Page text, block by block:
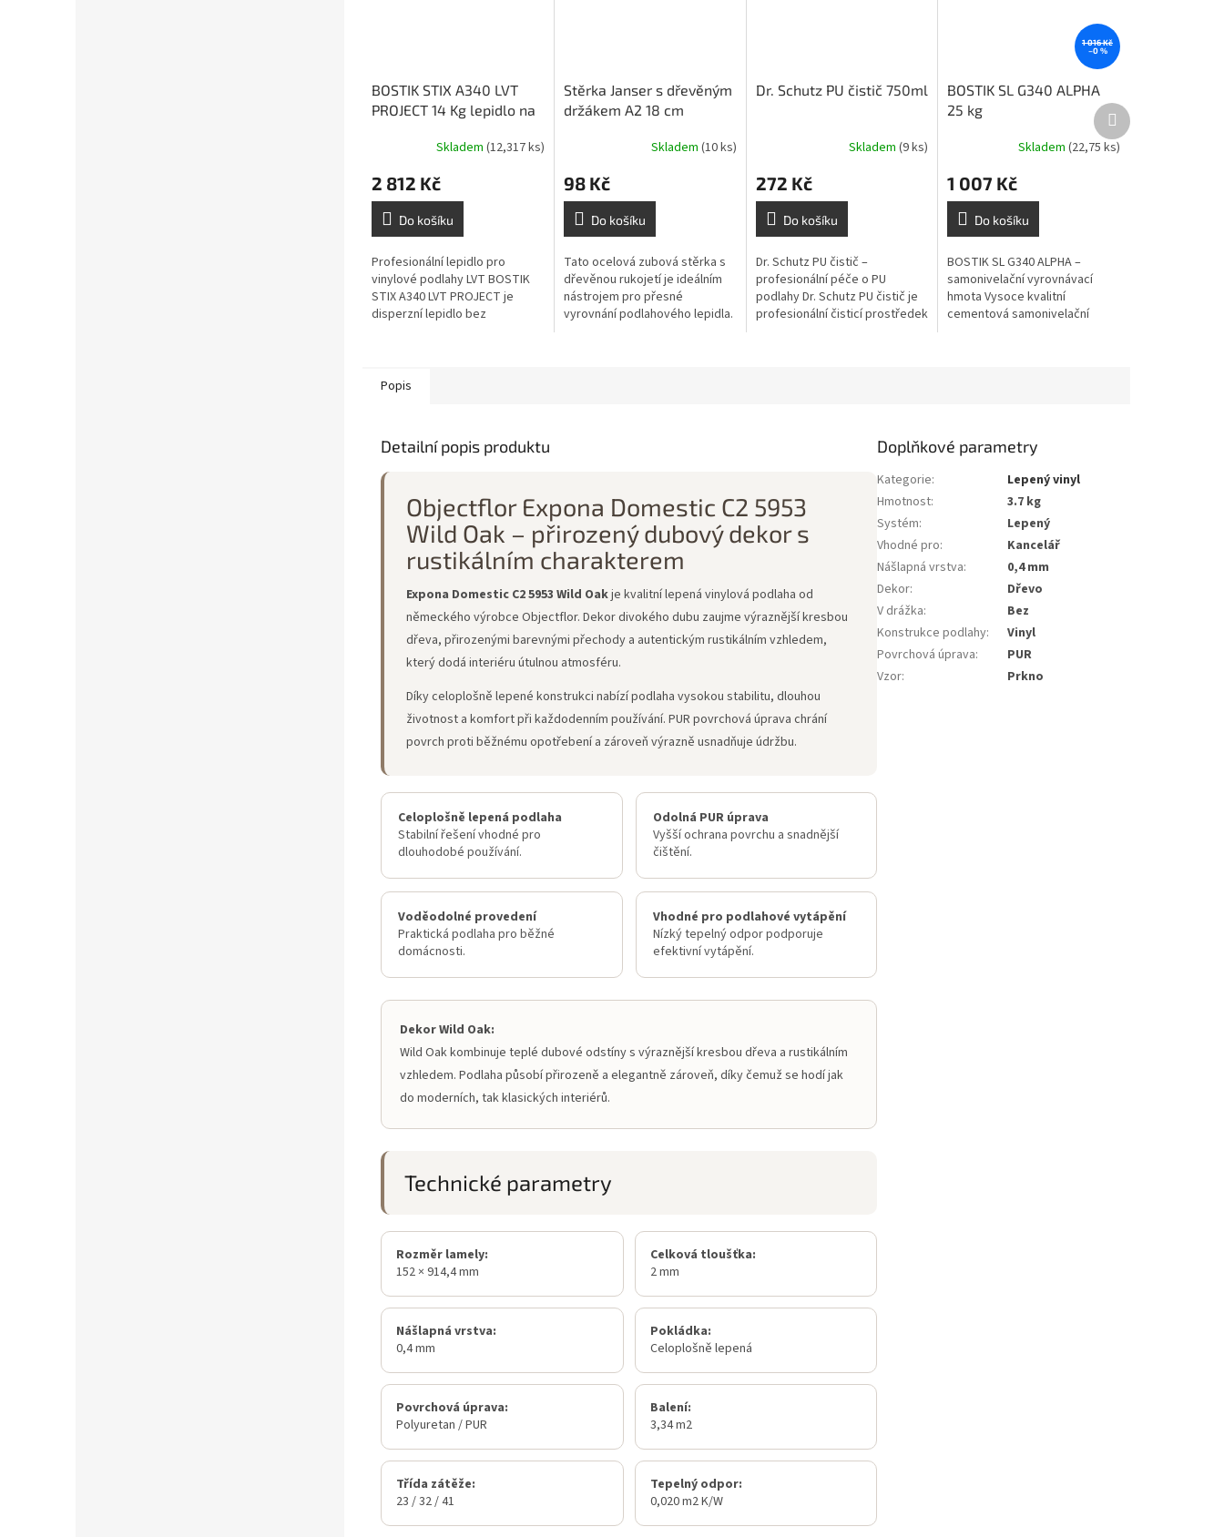
BOSTIK STIX A340 LVT
PROJECT 14 Kg lepidlo na
Skladem (12,317 ks)
2 812 Kč
Do košíku
Profesionální lepidlo pro
vinylové podlahy LVT BOSTIK
STIX A340 LVT PROJECT je
disperzní lepidlo bez
Stěrka Janser s dřevěným
držákem A2 18 cm
Skladem (10 ks)
98 Kč
Do košíku
Tato ocelová zubová stěrka s
dřevěnou rukojetí je ideálním
nástrojem pro přesné
vyrovnání podlahového lepidla.
Dr. Schutz PU čistič 750ml
Skladem(9 ks)
272 Kč
Do košíku
Dr. Schutz PU čistič –
profesionální péče o PU
podlahy Dr. Schutz PU čistič je
profesionální čisticí prostředek
1 016 Kč
–0 %
BOSTIK SL G340 ALPHA
25 kg
Skladem (22,75 ks)
1 007 Kč
Do košíku
BOSTIK SL G340 ALPHA –
samonivelační vyrovnávací
hmota Vysoce kvalitní
cementová samonivelační
Další
produkt
Popis
Detailní popis produktu
Objectflor Expona Domestic C2 5953
Wild Oak – přirozený dubový dekor s
rustikálním charakterem
Expona Domestic C2 5953 Wild Oakje kvalitní lepená vinylová podlaha od
německého výrobce Objectflor. Dekor divokého dubu zaujme výraznější kresbou
dřeva, přirozenými barevnými přechody a autentickým rustikálním vzhledem,
který dodá interiéru útulnou atmosféru.
Díky celoplošně lepené konstrukci nabízí podlaha vysokou stabilitu, dlouhou
životnost a komfort při každodenním používání. PUR povrchová úprava chrání
povrch proti běžnému opotřebení a zároveň výrazně usnadňuje údržbu.
Celoplošně lepená podlaha
Stabilní řešení vhodné pro
dlouhodobé používání.
Odolná PUR úprava
Vyšší ochrana povrchu a snadnější
čištění.
Voděodolné provedení
Praktická podlaha pro běžné
domácnosti.
Vhodné pro podlahové vytápění
Nízký tepelný odpor podporuje
efektivní vytápění.
Dekor Wild Oak:
Wild Oak kombinuje teplé dubové odstíny s výraznější kresbou dřeva a rustikálním
vzhledem. Podlaha působí přirozeně a elegantně zároveň, díky čemuž se hodí jak
do moderních, tak klasických interiérů.
Technické parametry
Rozměr lamely:
152 × 914,4 mm
Celková tloušťka:
2 mm
Nášlapná vrstva:
0,4 mm
Pokládka:
Celoplošně lepená
Povrchová úprava:
Polyuretan / PUR
Balení:
3,34 m2
Třída zátěže:
23 / 32 / 41
Tepelný odpor:
0,020 m2 K/W
Doplňkové parametry
Kategorie:
Lepený vinyl
Hmotnost:
3.7 kg
Systém:
Lepený
Vhodné pro:
Kancelář
Nášlapná vrstva:
0,4 mm
Dekor:
Dřevo
V drážka:
Bez
Konstrukce podlahy:
Vinyl
Povrchová úprava:
PUR
Vzor: Prkno